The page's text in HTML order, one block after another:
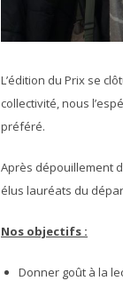
L’édition du Prix se
collectivité, nous
préféré.
Après dépouillement
élus lauréats du
Nos objectifs :
Donner goût à la